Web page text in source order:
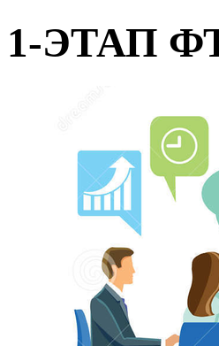
1-ЭТАП ФТ